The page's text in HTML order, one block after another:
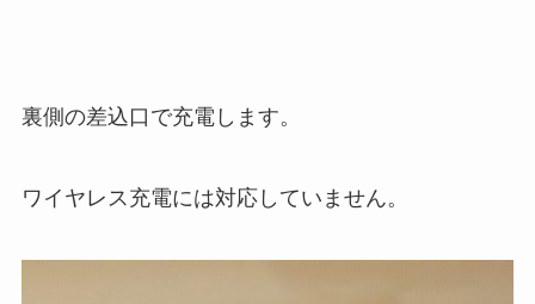
裏側の差込口で充電します。
ワイヤレス充電には対応していません。